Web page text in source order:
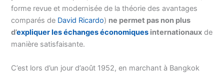
forme revue et modernisée de la théorie des avantages
comparés de David Ricardo) ne permet pas non plus
d’expliquer les échanges économiques internationaux de
manière satisfaisante.
C’est lors d’un jour d’août 1952, en marchant à Bangkok